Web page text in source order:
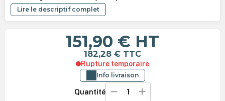
Lire le descriptif complet
151,90 € HT
182,28 € TTC
Rupture temporaire
Info livraison
Quantité